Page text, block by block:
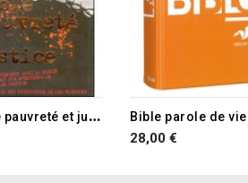
DE STOCK L
a Bible pauvreté et justice
28,00 €